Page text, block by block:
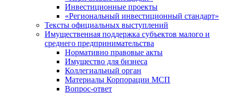
Инвестиционные проекты
«Региональный инвестиционный стандарт»
Тексты официальных выступлений
Имущественная поддержка субъектов малого и
среднего предпринимательства
Нормативно правовые акты
Имущество для бизнеса
Коллегиальный орган
Материалы Корпорации МСП
Вопрос-ответ